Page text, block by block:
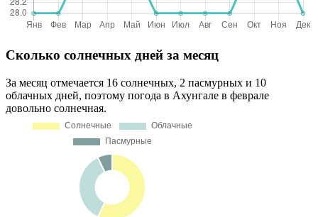
Сколько солнечных дней за месяц
За месяц отмечается 16 солнечных, 2 пасмурных и 10
облачных дней, поэтому погода в Ахунгале в феврале
довольно солнечная.